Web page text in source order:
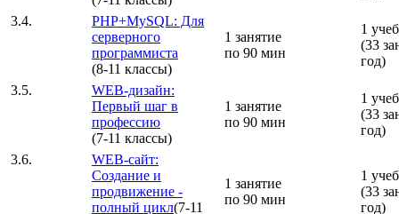
3.4.
PHP+MySQL: Для
серверного
программиста
(8-11 классы)
1 занятие
по 90 мин
1
(33
год)
3.5.
WEB-дизайн:
Первый шаг в
профессию
(7-11 классы)
1 занятие
по 90 мин
1
(33
год)
3.6.
WEB-сайт:
Создание и
продвижение -
полный цикл(7-11
1 занятие
по 90 мин
1
(33
год)